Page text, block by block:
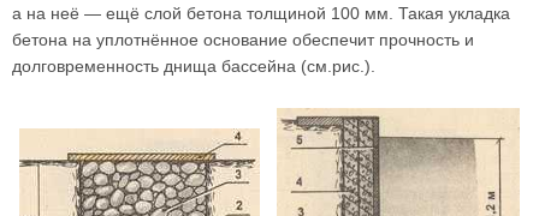
а на неё — ещё слой бетона толщиной 100 мм. Такая укладка
бетона на уплотнённое основание обеспечит прочность и
долговременность днища бассейна (см.рис.).